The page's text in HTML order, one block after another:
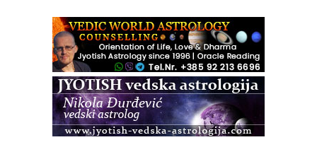
Zagreb+Online
Osnovni ThetaHealing® tečaj, Zagreb i Online
Access BARS®, otpusti stres
Access Energetski Facelift®